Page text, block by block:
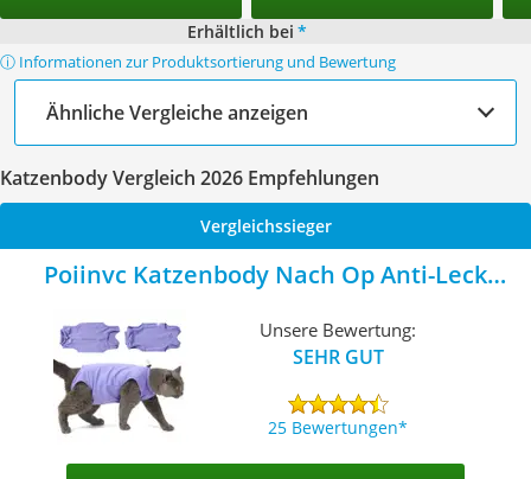
Erhältlich bei *
ⓘ Informationen zur Produktsortierung und Bewertung
Ähnliche Vergleiche anzeigen
Katzenbody Vergleich 2026 Empfehlungen
Vergleichssieger
Poiinvc Katzenbody Nach Op Anti-Leck
Unsere Bewertung:
SEHR GUT
25 Bewertungen